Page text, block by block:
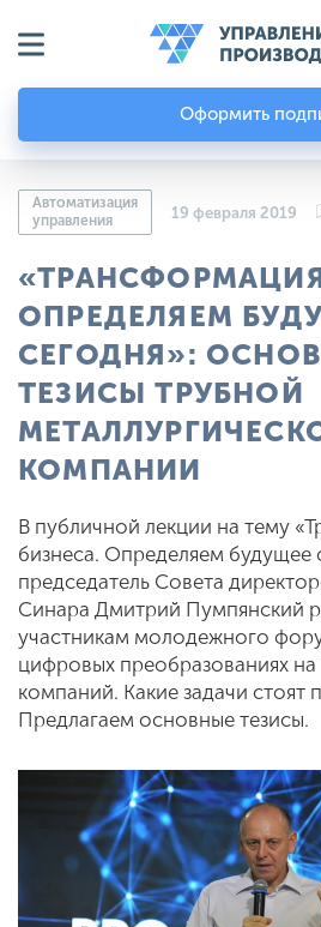
Оформить
Автоматизация
управления
19 февраля 2019
ОПРЕДЕЛЯЕМ
СЕГОДНЯ»:
ТЕЗИСЫ ТРУБНОЙ
КОМПАНИИ
В публичной лекции на тему
бизнеса. Определяем будущее
председатель Совета
Синара Дмитрий Пумпянский
участникам молодежного
цифровых преобразованиях на
компаний. Какие задачи стоят
Предлагаем основные тезисы.